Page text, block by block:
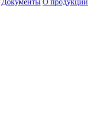
Документы О продукции